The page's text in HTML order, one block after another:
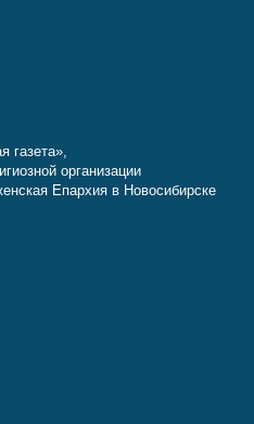
газета»,
организации
Епархия в Новосибирске